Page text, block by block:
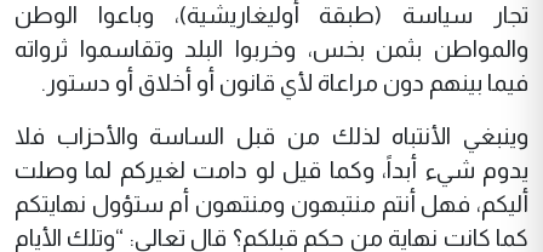
تجار سياسة (طبقة أوليغاريشية)، وباعوا الوطن
والمواطن بثمن بخس، وخربوا البلد وتقاسموا ثرواته
فيما بينهم دون مراعاة لأي قانون أو أخلاق أو دستور.
وينبغي الأنتباه لذلك من قبل الساسة والأحزاب فلا
يدوم شيء أبداً، وكما قيل لو دامت لغيركم لما وصلت
أليكم، فهل أنتم منتبهون ومنتهون أم ستؤول نهايتكم
كما كانت نهاية من حكم قبلكم؟ قال تعالى: “وتلك الأيام